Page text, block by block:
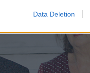
Data Deletion